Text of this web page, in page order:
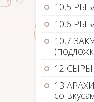
10,5
10,6
10,7
12 СЫРЫ
13
со